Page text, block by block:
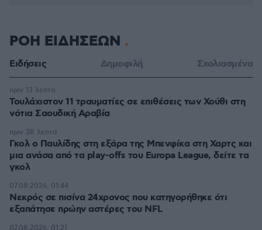
ΡΟΗ ΕΙΔΗΣΕΩΝ
Ειδήσεις Δημοφιλή Σχολιασμένα
Τουλάχιστον 11 τραυματίες σε επιθέσεις των Χούθι στη
νότια Σαουδική Αραβία
πριν 13 λεπτά
Γκολ ο Παυλίδης στη εξάρα της Μπενφίκα στη Χαρτς και
μια ανάσα από τα play-offs του Europa League, δείτε τα
γκολ
πριν 38 λεπτά
Νεκρός σε πισίνα 24χρονος που κατηγορήθηκε ότι
εξαπάτησε πρώην αστέρες του NFL
07.08.2026, 01:44
07.08.2026, 01:21